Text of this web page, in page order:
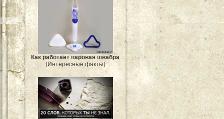
Как работает паровая швабра
[Интересные факты]